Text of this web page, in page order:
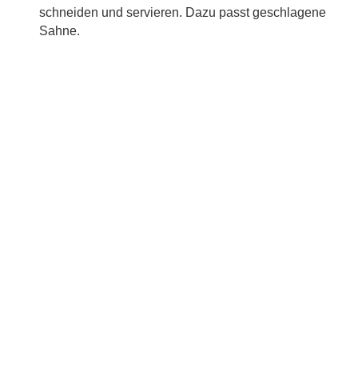
schneiden und servieren. Dazu passt geschlagene
Sahne.